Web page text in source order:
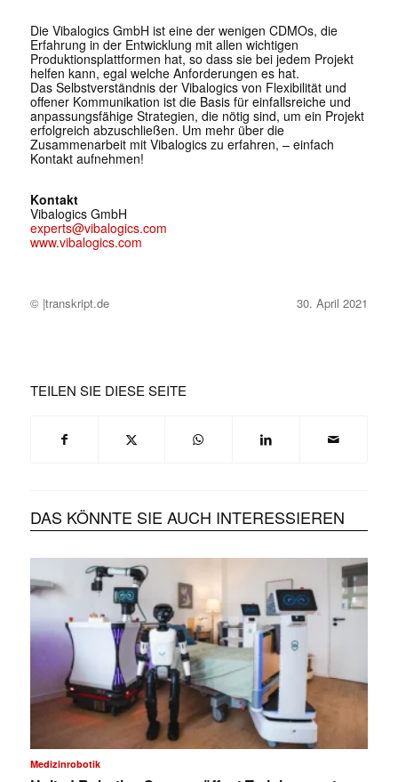
Die Vibalogics GmbH ist eine der wenigen CDMOs, die
Erfahrung in der Entwicklung mit allen wichtigen
Produktionsplattformen hat, so dass sie bei jedem Projekt
helfen kann, egal welche Anforderungen es hat.
Das Selbstverständnis der Vibalogics von Flexibilität und
offener Kommunikation ist die Basis für einfallsreiche und
anpassungsfähige Strategien, die nötig sind, um ein Projekt
erfolgreich abzuschließen. Um mehr über die
Zusammenarbeit mit Vibalogics zu erfahren, – einfach
Kontakt aufnehmen!
Kontakt
Vibalogics GmbH
experts@vibalogics.com
www.vibalogics.com
© |transkript.de 30. April 2021
TEILEN SIE DIESE SEITE
DAS KÖNNTE SIE AUCH INTERESSIEREN
Medizinrobotik